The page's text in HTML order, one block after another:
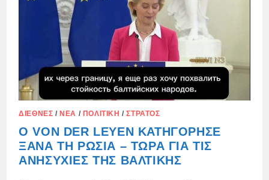
ΔΙΕΘΝΈΣ /ΝΈΑ / ΠΟΛΙΤΙΚΉ /ΣΤΡΑΤΌΣ
Ο VON DER LEYEN ΚΑΤΗΓΌΡΗΣΕ
ΞΑΝΆ ΤΗ ΡΩΣΊΑ – ΤΏΡΑ ΓΙΑ ΤΙΣ
ΑΝΗΣΥΧΊΕΣ ΤΗΣ ΒΑΛΤΙΚΉΣ